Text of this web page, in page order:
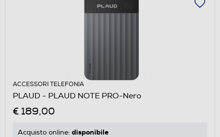
ACCESSORI TELEFONIA
PLAUD - PLAUD NOTE PRO-Nero
€ 189,00
Acquisto online: disponibile